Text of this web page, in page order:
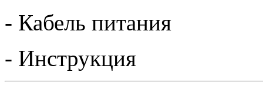
- Кабель питания
- Инструкция